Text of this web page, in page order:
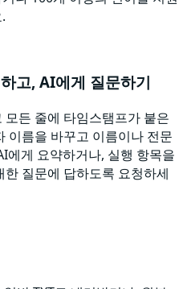
고, AI에게 질문하기
든 줄에 타임스탬프가 붙은
이름을 바꾸고 이름이나 전문
에게 요약하거나, 실행 항목을
질문에 답하도록 요청하세